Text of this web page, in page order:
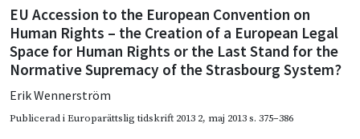
EU Accession to the European Convention on
Human Rights – the Creation of a European Legal
Space for Human Rights or the Last Stand for the
Normative Supremacy of the Strasbourg System?
Erik Wennerström
Publicerad iEuroparättslig tidskrift 2013 2, maj 2013s. 375–386